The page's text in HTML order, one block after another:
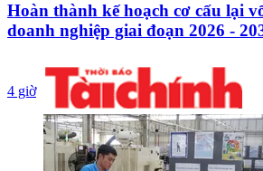
Hoàn thành kế hoạch cơ cấu lại
doanh nghiệp giai đoạn 2026 -
4 giờ